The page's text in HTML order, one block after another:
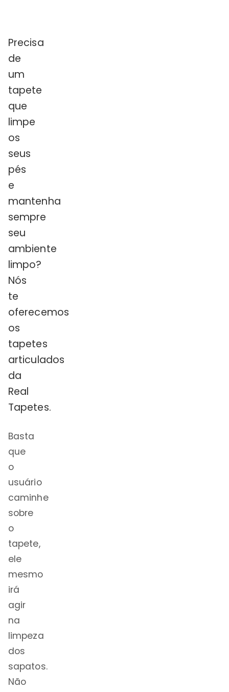
Precisa
de
um
tapete
que
limpe
os
seus
pés
e
mantenha
sempre
seu
ambiente
limpo?
Nós
te
oferecemos
os
tapetes
articulados
da
Real
Tapetes.
Basta
que
o
usuário
caminhe
sobre
o
tapete,
ele
mesmo
irá
agir
na
limpeza
dos
sapatos.
Não